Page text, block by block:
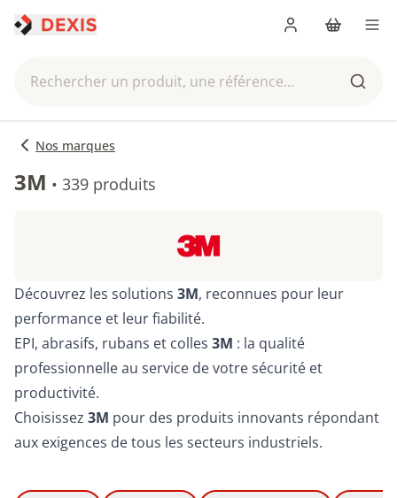
Rechercher un produit, une référence...
Panier
Nos marques
3M • 339 produits
Découvrez les solutions 3M, reconnues pour leur
performance et leur fiabilité.
EPI, abrasifs, rubans et colles 3M : la qualité
professionnelle au service de votre sécurité et
productivité.
Choisissez 3M pour des produits innovants répondant
aux exigences de tous les secteurs industriels.